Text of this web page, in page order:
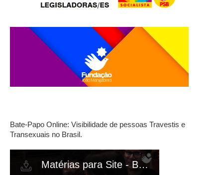
Bate-Papo Online: Visibilidade de pessoas Travestis e
Transexuais no Brasil.